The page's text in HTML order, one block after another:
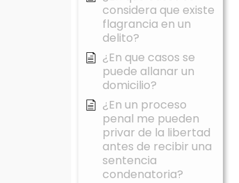
considera que existe
flagrancia en un
delito?
¿En que casos se
puede allanar un
domicilio?
¿En un proceso
penal me pueden
privar de la libertad
antes de recibir una
sentencia
condenatoria?